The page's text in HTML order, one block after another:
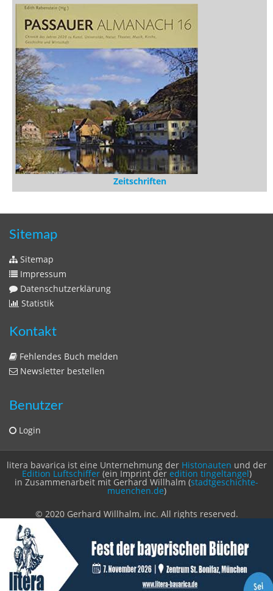
Stöbern
Sitemap
Sitemap
Datenschutzerklärung
Kontakt
Fehlendes Buch melden
Benutzer
Login
litera bavarica ist eine Unternehmung derHistonautenund der
Edition Luftschiffer(ein Imprint deredition tingeltangel)
in Zusammenarbeit mit Gerhard Willhalm (
© 2020 Gerhard Willhalm, inc. All rights reserved.